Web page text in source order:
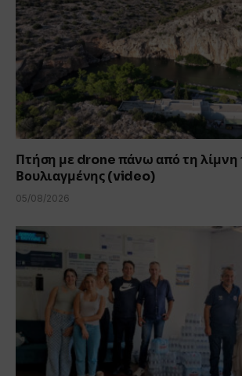
Πτήση με drone πάνω από τη λίμνη
Βουλιαγμένης (video)
05/08/2026